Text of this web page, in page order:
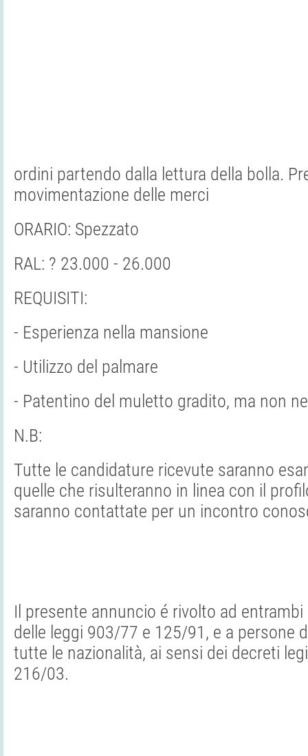
ordini partendo dalla lettura della bolla.
movimentazione delle merci
ORARIO: Spezzato
RAL: ? 23.000 - 26.000
REQUISITI:
- Esperienza nella mansione
- Utilizzo del palmare
- Patentino del muletto gradito, ma non
N.B:
Tutte le candidature ricevute saranno
quelle che risulteranno in linea con il
saranno contattate per un incontro
Il presente annuncio é rivolto ad
delle leggi 903/77 e 125/91, e a persone
tutte le nazionalità, ai sensi dei decreti
216/03.